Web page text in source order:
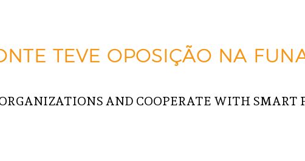
TEVE OPOSIÇÃO NA
AND COOPERATE WITH SMART